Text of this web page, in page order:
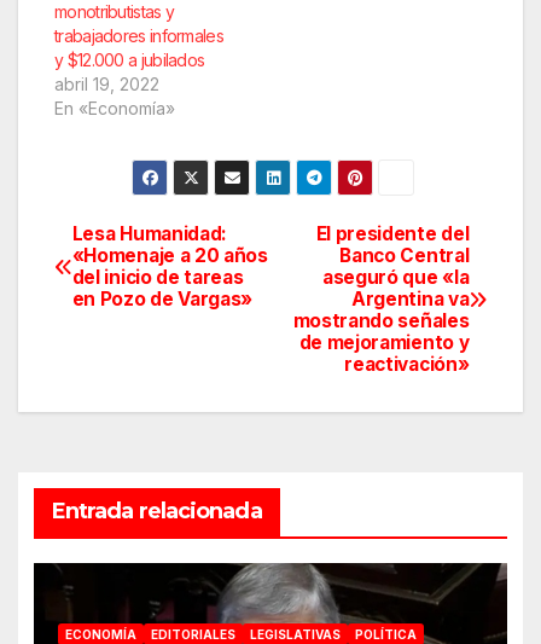
monotributistas y
trabajadores informales
y $12.000 a jubilados
abril 19, 2022
En «Economía»
Navegación
de
El presidente del
Banco Central
aseguró que «la
Argentina va
mostrando señales
de mejoramiento y
reactivación»
Lesa Humanidad:
«Homenaje a 20 años
del inicio de tareas
en Pozo de Vargas»
Entrada relacionada
ECONOMÍA EDITORIALES LEGISLATIVAS
POLÍTICA